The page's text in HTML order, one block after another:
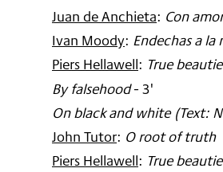
Juan de Anchieta: Con
Ivan Moody: Endechas a la
Piers Hellawell: True beautie
By falsehood- 3'
On black and white (Text:
John Tutor: O root of truth
Piers Hellawell: True beautie